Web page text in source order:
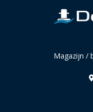
Magazijn /